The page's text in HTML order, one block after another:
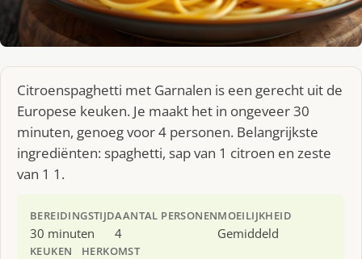
Citroenspaghetti met Garnalen is een gerecht uit de
Europese keuken. Je maakt het in ongeveer 30
minuten, genoeg voor 4 personen. Belangrijkste
ingrediënten: spaghetti, sap van 1 citroen en zeste
van 1 1.
BEREIDINGSTIJD
30 minuten
AANTAL PERSONEN
4
MOEILIJKHEID
Gemiddeld
KEUKEN HERKOMST